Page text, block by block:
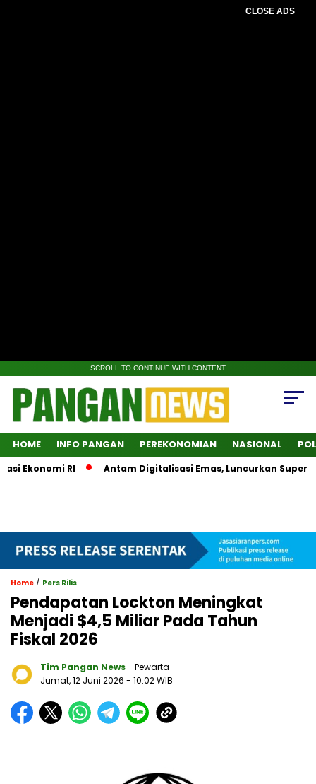
CLOSE ADS
SCROLL TO CONTINUE WITH CONTENT
HOME INFO PANGAN PEREKONOMIAN NASIONAL
RI Antam Digitalisasi Emas, Luncurkan SuperApps
Home / Pers Rilis
Pendapatan Lockton Meningkat
Menjadi $4,5 Miliar Pada Tahun
Fiskal 2026
Tim Pangan News- Pewarta
Jumat, 12 Juni 2026 - 10:02 WIB